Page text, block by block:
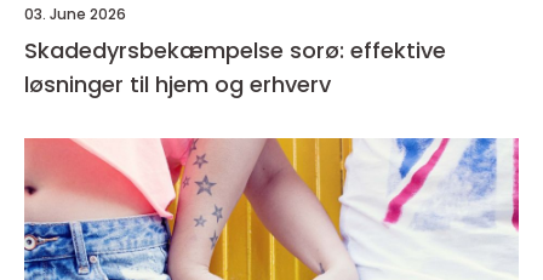
03. June 2026
Skadedyrsbekæmpelse sorø: effektive
løsninger til hjem og erhverv